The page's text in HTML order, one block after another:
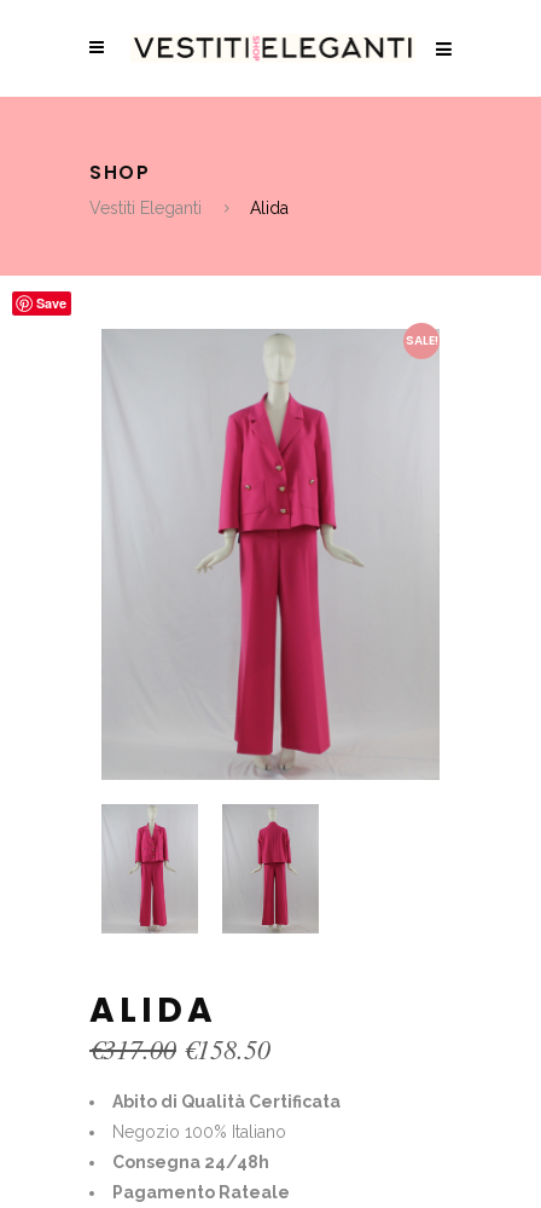
SHOP
Vestiti Eleganti Alida
Save
SALE!
ALIDA
€317.00 Original
was:
€317.00.
€158.50Current
is:
€158.50.
Abito di Qualità Certificata
Negozio 100% Italiano
Consegna 24/48h
Pagamento Rateale